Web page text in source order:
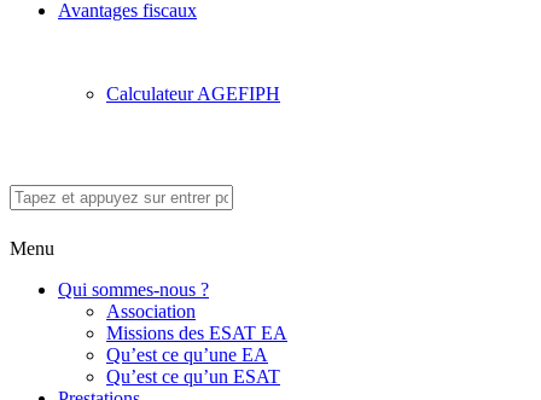
Avantages fiscaux
Calculateur AGEFIPH
Menu
Qui sommes-nous ?
Association
Missions des ESAT EA
Qu’est ce qu’une EA
Qu’est ce qu’un ESAT